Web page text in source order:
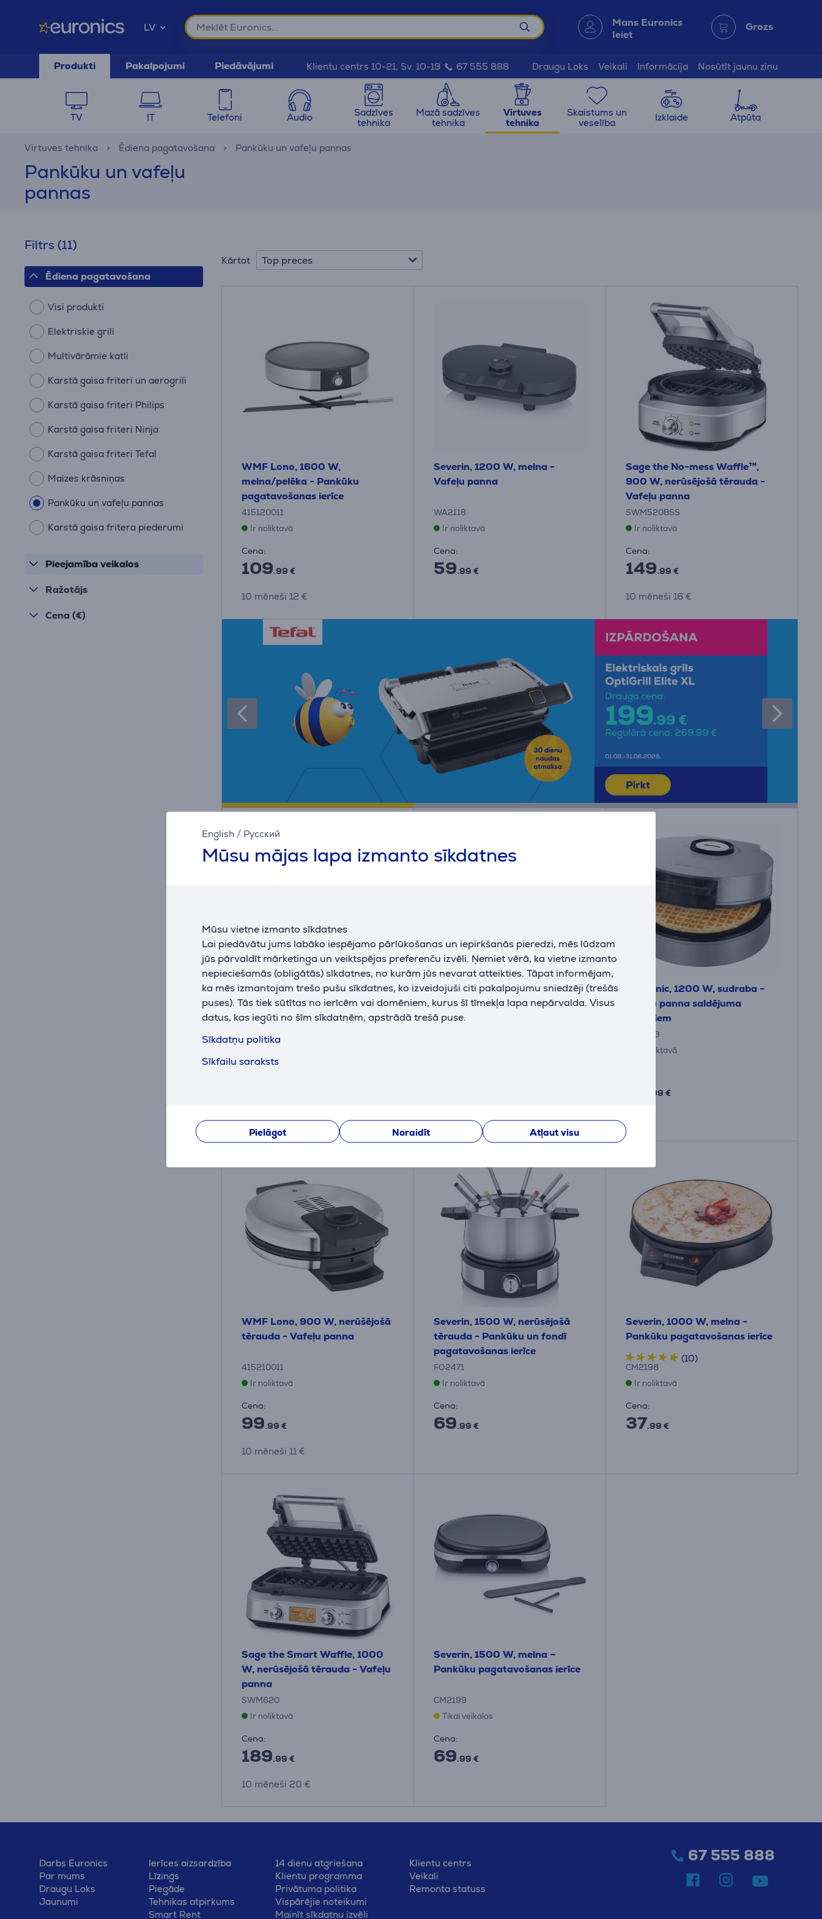
English / Русский
Mūsu mājas lapa izmanto sīkdatnes
Mūsu vietne izmanto sīkdatnes
Lai piedāvātu jums labāko iespējamo pārlūkošanas un iepirkšanās pieredzi, mēs lūdzam
jūs pārvaldīt mārketinga un veiktspējas preferenču izvēli. Ņemiet vērā, ka vietne izmanto
nepieciešamās (obligātās) sīkdatnes, no kurām jūs nevarat atteikties. Tāpat informējam,
ka mēs izmantojam trešo pušu sīkdatnes, ko izveidojuši citi pakalpojumu sniedzēji (trešās
puses). Tās tiek sūtītas no ierīcēm vai domēniem, kurus šī tīmekļa lapa nepārvalda. Visus
datus, kas iegūti no šīm sīkdatnēm, apstrādā trešā puse.
Sīkdatņu politika
Sīkfailu saraksts
Pielāgot Noraidīt Atļaut visu
LV Mans Euronics
Ieiet
Grozs
Produkti Pakalpojumi Piedāvājumi Klientu centrs 10-21, Sv. 10-19 67 555 888 Draugu Loks Veikali Informācija Nosūtīt jaunu ziņu
TV IT Telefoni Audio
Sadzīves
tehnika
Mazā sadzīves
tehnika
Virtuves
tehnika
Skaistums un
veselība
Izklaide Atpūta
Virtuves tehnika Ēdiena pagatavošana Pankūku un vafeļu pannas
Pankūku un vafeļu
pannas
Filtrs (11)
Ēdiena pagatavošana
Visi produkti
Elektriskie grili
Multivārāmie katli
Karstā gaisa friteri un aerogrili
Karstā gaisa friteri Philips
Karstā gaisa friteri Ninja
Karstā gaisa friteri Tefal
Maizes krāsniņas
Pankūku un vafeļu pannas
Karstā gaisa fritera piederumi
Pieejamība veikalos
Ražotājs
Cena (€)
Kārtot Top preces
WMF Lono, 1600 W,
melna/pelēka - Pankūku
pagatavošanas ierīce
415120011
Ir noliktavā
Cena:
109.99 €
10 mēneši 12 €
Severin, 1200 W, melna -
Vafeļu panna
WA2118
Ir noliktavā
Cena:
59.99 €
Sage the No-mess Waffle™,
900 W, nerūsējošā tērauda -
Vafeļu panna
SWM520BSS
Ir noliktavā
Cena:
149.99 €
10 mēneši 16 €
Severin, 1600 W, melna - Beļģu
vafeļu panna
WA2125
Severin, 1000 W, melna -
Vafeļu panna
Clatronic, 1200 W, sudraba -
Vafeļu panna saldējuma
konusiem
HA3833
Ir noliktavā
.99 €
WMF Lono, 900 W, nerūšējošā
tērauda - Vafeļu panna
415210011
Ir noliktavā
Cena:
99.99 €
10 mēneši 11 €
Severin, 1500 W, nerūsējošā
tērauda - Pankūku un fondī
pagatavošanas ierīce
FO2471
Ir noliktavā
Cena:
69.99 €
Severin, 1000 W, melna -
Pankūku pagatavošanas ierīce
(10)
CM2198
Ir noliktavā
Cena:
37.99 €
Sage the Smart Waffle, 1000
W, nerūsējošā tērauda - Vafeļu
panna
SWM620
Ir noliktavā
Cena:
189.99 €
10 mēneši 20 €
Severin, 1500 W, melna –
Pankūku pagatavošanas ierīce
CM2199
Tikai veikalos
Cena:
69.99 €
Darbs Euronics
Par mums
Draugu Loks
Jaunumi
Ierīces aizsardzība
Līzings
Piegāde
Tehnikas atpirkums
Smart Rent
14 dienu atgriešana
Klientu programma
Privātuma politika
Vispārējie noteikumi
Mainīt sīkdatņu izvēli
Klientu centrs
Veikali
Remonta statuss
67 555 888